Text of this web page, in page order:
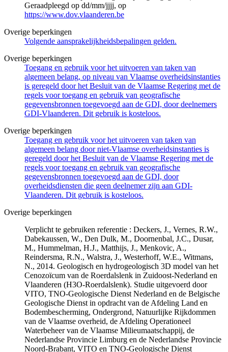
Geraadpleegd op dd/mm/jjjj, op
https://www.dov.vlaanderen.be
Overige beperkingen
Volgende aansprakelijkheidsbepalingen gelden.
Overige beperkingen
Toegang en gebruik voor het uitvoeren van taken van
algemeen belang, op niveau van Vlaamse overheidsinstanties
is geregeld door het Besluit van de Vlaamse Regering met de
regels voor toegang en gebruik van geografische
gegevensbronnen toegevoegd aan de GDI, door deelnemers
GDI-Vlaanderen. Dit gebruik is kosteloos.
Overige beperkingen
Toegang en gebruik voor het uitvoeren van taken van
algemeen belang door niet-Vlaamse overheidsinstanties is
geregeld door het Besluit van de Vlaamse Regering met de
regels voor toegang en gebruik van geografische
gegevensbronnen toegevoegd aan de GDI, door
overheidsdiensten die geen deelnemer zijn aan GDI-
Vlaanderen. Dit gebruik is kosteloos.
Overige beperkingen
Verplicht te gebruiken referentie : Deckers, J., Vernes, R.W.,
Dabekaussen, W., Den Dulk, M., Doornenbal, J.C., Dusar,
M., Hummelman, H.J., Matthijs, J., Menkovic, A.,
Reindersma, R.N., Walstra, J., Westerhoff, W.E., Witmans,
N., 2014. Geologisch en hydrogeologisch 3D model van het
Cenozoïcum van de Roerdalslenk in Zuidoost-Nederland en
Vlaanderen (H3O-Roerdalslenk). Studie uitgevoerd door
VITO, TNO-Geologische Dienst Nederland en de Belgische
Geologische Dienst in opdracht van de Afdeling Land en
Bodembescherming, Ondergrond, Natuurlijke Rijkdommen
van de Vlaamse overheid, de Afdeling Operationeel
Waterbeheer van de Vlaamse Milieumaatschappij, de
Nederlandse Provincie Limburg en de Nederlandse Provincie
Noord-Brabant, VITO en TNO-Geologische Dienst